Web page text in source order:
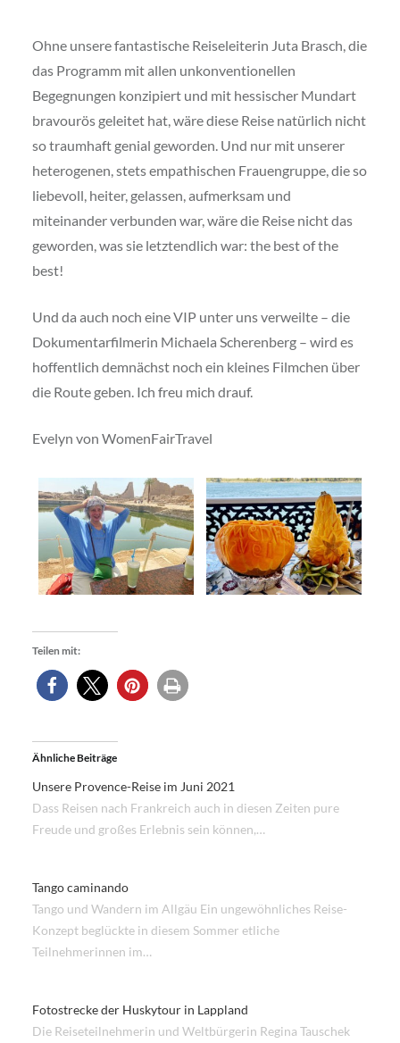
Ohne unsere fantastische Reiseleiterin Juta Brasch, die
das Programm mit allen unkonventionellen
Begegnungen konzipiert und mit hessischer Mundart
bravourös geleitet hat, wäre diese Reise natürlich nicht
so traumhaft genial geworden. Und nur mit unserer
heterogenen, stets empathischen Frauengruppe, die so
liebevoll, heiter, gelassen, aufmerksam und
miteinander verbunden war, wäre die Reise nicht das
geworden, was sie letztendlich war: the best of the
best!
Und da auch noch eine VIP unter uns verweilte – die
Dokumentarfilmerin Michaela Scherenberg – wird es
hoffentlich demnächst noch ein kleines Filmchen über
die Route geben. Ich freu mich drauf.
Evelyn von WomenFairTravel
Teilen mit:
Ähnliche Beiträge
Unsere Provence-Reise im Juni 2021
Dass Reisen nach Frankreich auch in diesen Zeiten pure
Freude und großes Erlebnis sein können,…
Tango caminando
Tango und Wandern im Allgäu Ein ungewöhnliches Reise-
Konzept beglückte in diesem Sommer etliche
Teilnehmerinnen im…
Fotostrecke der Huskytour in Lappland
Die Reiseteilnehmerin und Weltbürgerin Regina Tauschek